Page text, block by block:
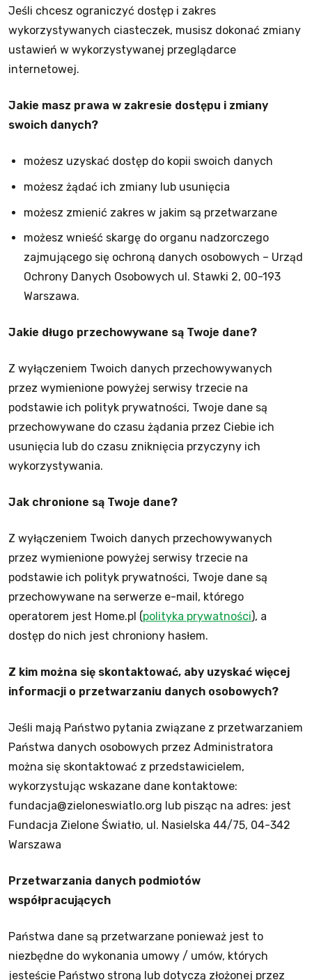
Jeśli chcesz ograniczyć dostęp i zakres
wykorzystywanych ciasteczek, musisz dokonać zmiany
ustawień w wykorzystywanej przeglądarce
internetowej.
Jakie masz prawa w zakresie dostępu i zmiany
swoich danych?
możesz uzyskać dostęp do kopii swoich danych
możesz żądać ich zmiany lub usunięcia
możesz zmienić zakres w jakim są przetwarzane
możesz wnieść skargę do organu nadzorczego
zajmującego się ochroną danych osobowych – Urząd
Ochrony Danych Osobowych ul. Stawki 2, 00-193
Warszawa.
Jakie długo przechowywane są Twoje dane?
Z wyłączeniem Twoich danych przechowywanych
przez wymienione powyżej serwisy trzecie na
podstawie ich polityk prywatności, Twoje dane są
przechowywane do czasu żądania przez Ciebie ich
usunięcia lub do czasu zniknięcia przyczyny ich
wykorzystywania.
Jak chronione są Twoje dane?
Z wyłączeniem Twoich danych przechowywanych
przez wymienione powyżej serwisy trzecie na
podstawie ich polityk prywatności, Twoje dane są
przechowywane na serwerze e-mail, którego
operatorem jest Home.pl (polityka prywatności), a
dostęp do nich jest chroniony hasłem.
Z kim można się skontaktować, aby uzyskać więcej
informacji o przetwarzaniu danych osobowych?
Jeśli mają Państwo pytania związane z przetwarzaniem
Państwa danych osobowych przez Administratora
można się skontaktować z przedstawicielem,
wykorzystując wskazane dane kontaktowe:
fundacja@zieloneswiatlo.org lub pisząc na adres: jest
Fundacja Zielone Światło, ul. Nasielska 44/75, 04-342
Warszawa
Przetwarzania danych podmiotów
współpracujących
Państwa dane są przetwarzane ponieważ jest to
niezbędne do wykonania umowy / umów, których
jesteście Państwo stroną lub dotyczą złożonej przez